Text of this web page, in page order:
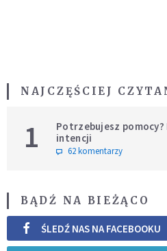
NAJCZĘŚCIEJ
1
Potrzebujesz
intencji
62 komentarzy
BĄDŹ NA BIEŻĄCO
ŚLEDŹ NAS NA FACEBOOKU